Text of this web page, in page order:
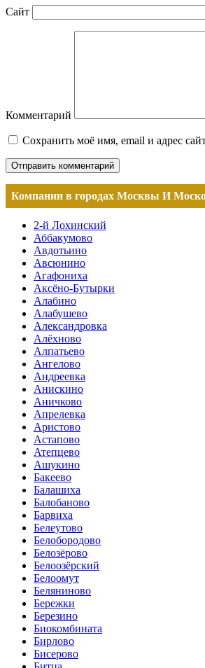
Сайт
Комментарий
Сохранить моё имя, email и адрес
Компании в городах Москвы И
2-й Лохинский
Аббакумово
Авдотьино
Авсюнино
Агафониха
Аксёно-Бутырки
Алабино
Алабушево
Александровка
Алёхново
Алпатьево
Ангелово
Андреевка
Анискино
Аничково
Апрелевка
Аристово
Астапово
Атепцево
Ашукино
Бакеево
Балашиха
Балобаново
Барвиха
Белеутово
Белобородово
Белозёрово
Белоозёрский
Белоомут
Беляниново
Бережки
Березино
Биокомбината
Бирлово
Бисерово